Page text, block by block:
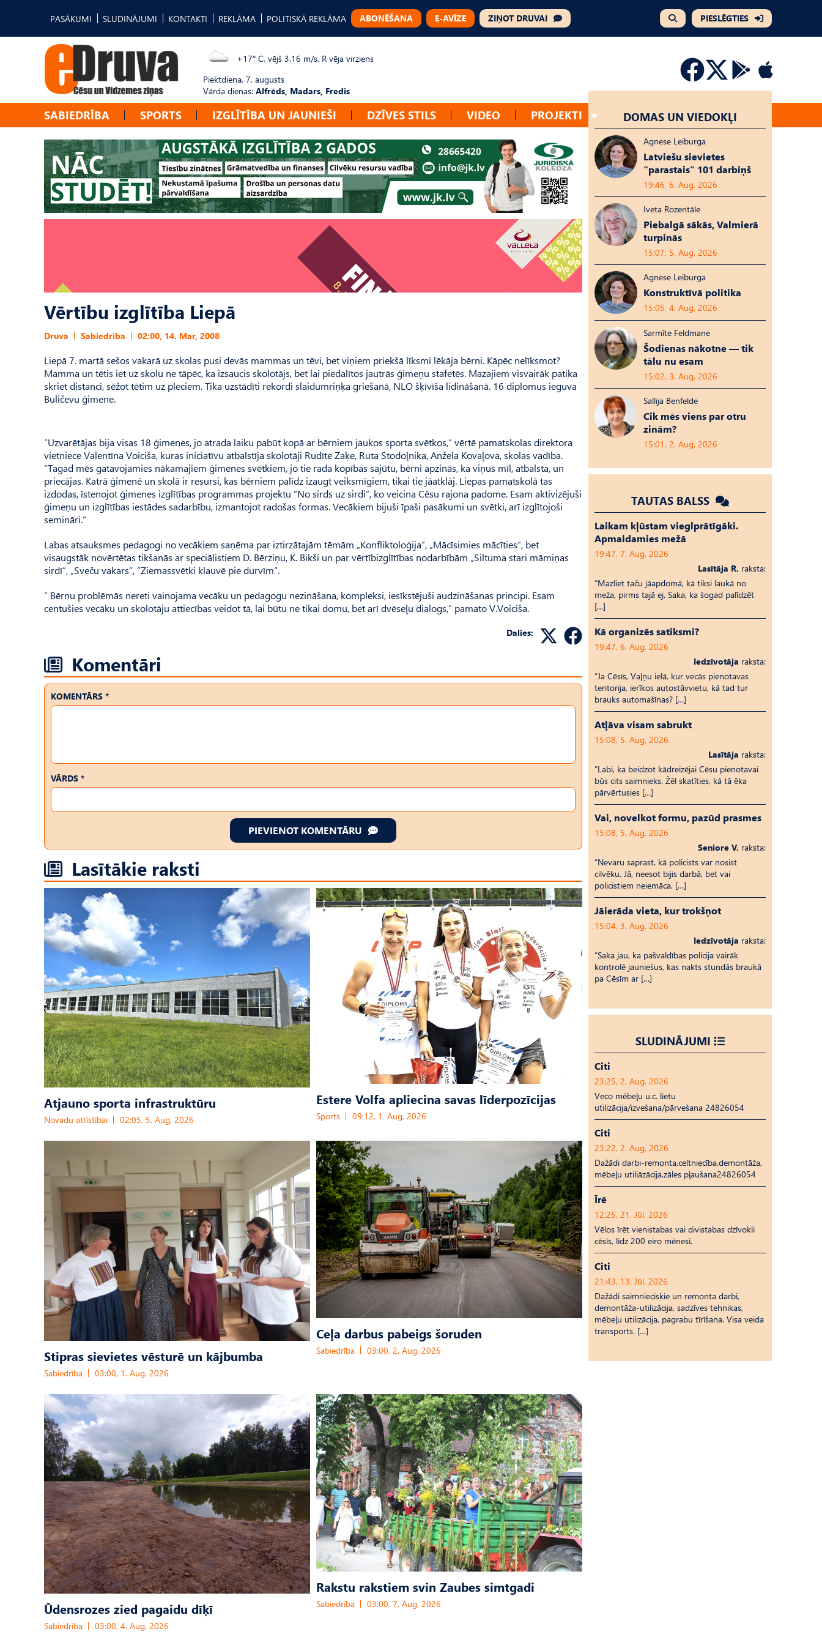
PASĀKUMI SLUDINĀJUMI KONTAKTI REKLĀMA POLITISKĀ REKLĀMA ABONĒŠANA E-AVĪZE ZIŅOT DRUVAI PIESLĒGTIES
+17° C, vējš 3.16 m/s, R vēja virziens
Piektdiena, 7. augusts
Vārda dienas: Alfrēds, Madars, Fredis
SABIEDRĪBA SPORTS IZGLĪTĪBA UN JAUNIEŠI DZĪVES STILS VIDEO PROJEKTI
Vērtību izglītība Liepā
Druva Sabiedrība 02:00, 14. Mar, 2008
Liepā 7. martā sešos vakarā uz skolas pusi devās mammas un tēvi, bet viņiem priekšā līksmi lēkāja bērni. Kāpēc nelīksmot?
Mamma un tētis iet uz skolu ne tāpēc, ka izsaucis skolotājs, bet lai piedalītos jautrās ģimeņu stafetēs. Mazajiem visvairāk patika
skriet distanci, sēžot tētim uz pleciem. Tika uzstādīti rekordi slaidumriņķa griešanā, NLO šķīvīša lidināšanā. 16 diplomus ieguva
Buličevu ģimene.
”Uzvarētājas bija visas 18 ģimenes, jo atrada laiku pabūt kopā ar bērniem jaukos sporta svētkos,” vērtē pamatskolas direktora
vietniece Valentīna Voiciša, kuras iniciatīvu atbalstīja skolotāji Rudīte Zaķe, Ruta Stodoļnika, Anžela Kovaļova, skolas vadība.
”Tagad mēs gatavojamies nākamajiem ģimenes svētkiem, jo tie rada kopības sajūtu, bērni apzinās, ka viņus mīl, atbalsta, un
priecājas. Katrā ģimenē un skolā ir resursi, kas bērniem palīdz izaugt veiksmīgiem, tikai tie jāatklāj. Liepas pamatskolā tas
izdodas, īstenojot ģimenes izglītības programmas projektu ”No sirds uz sirdi”, ko veicina Cēsu rajona padome. Esam aktivizējuši
ģimeņu un izglītības iestādes sadarbību, izmantojot radošas formas. Vecākiem bijuši īpaši pasākumi un svētki, arī izglītojoši
semināri.”
Labas atsauksmes pedagogi no vecākiem saņēma par iztirzātajām tēmām „Konfliktoloģija”, „Mācīsimies mācīties”, bet
visaugstāk novērtētas tikšanās ar speciālistiem D. Bērziņu, K. Bikši un par vērtībizglītības nodarbībām „Siltuma stari māmiņas
sirdī”, „Sveču vakars”, ”Ziemassvētki klauvē pie durvīm”.
” Bērnu problēmās nereti vainojama vecāku un pedagogu nezināšana, kompleksi, iesīkstējuši audzināšanas principi. Esam
centušies vecāku un skolotāju attiecības veidot tā, lai būtu ne tikai domu, bet arī dvēseļu dialogs,” pamato V.Voiciša.
Dalies:
Komentāri
KOMENTĀRS *
VĀRDS *
PIEVIENOT KOMENTĀRU
Lasītākie raksti
Atjauno sporta infrastruktūru
Novadu attīstībai 02:05, 5. Aug, 2026
Estere Volfa apliecina savas līderpozīcijas
Sports 09:12, 1. Aug, 2026
Stipras sievietes vēsturē un kājbumba
Sabiedrība 03:00, 1. Aug, 2026
Ceļa darbus pabeigs šoruden
Sabiedrība 03:00, 2. Aug, 2026
Ūdensrozes zied pagaidu dīķī
Sabiedrība 03:00, 4. Aug, 2026
Rakstu rakstiem svin Zaubes simtgadi
Sabiedrība 03:00, 7. Aug, 2026
DOMAS UN VIEDOKĻI
Agnese Leiburga
Latviešu sievietes
“parastais” 101 darbiņš
19:46, 6. Aug, 2026
Iveta Rozentāle
Piebalgā sākās, Valmierā
turpinās
15:07, 5. Aug, 2026
Agnese Leiburga
Konstruktīvā politika
15:05, 4. Aug, 2026
Sarmīte Feldmane
Šodienas nākotne — tik
tālu nu esam
15:02, 3. Aug, 2026
Sallija Benfelde
Cik mēs viens par otru
zinām?
15:01, 2. Aug, 2026
TAUTAS BALSS
Laikam kļūstam vieglprātīgāki.
Apmaldamies mežā
19:47, 7. Aug, 2026
Lasītāja R. raksta:
“Mazliet taču jāapdomā, kā tiksi laukā no
meža, pirms tajā ej. Saka, ka šogad palīdzēt
[…]
Kā organizēs satiksmi?
19:47, 6. Aug, 2026
Iedzīvotāja raksta:
“Ja Cēsīs, Vaļņu ielā, kur vecās pienotavas
teritorija, ierīkos autostāvvietu, kā tad tur
brauks automašīnas? […]
Atļāva visam sabrukt
15:08, 5. Aug, 2026
Lasītāja raksta:
“Labi, ka beidzot kādreizējai Cēsu pienotavai
būs cits saimnieks. Žēl skatīties, kā tā ēka
pārvērtusies […]
Vai, novelkot formu, pazūd prasmes
15:08, 5. Aug, 2026
Seniore V. raksta:
“Nevaru saprast, kā policists var nosist
cilvēku. Jā, neesot bijis darbā, bet vai
policistiem neiemāca, […]
Jāierāda vieta, kur trokšņot
15:04, 3. Aug, 2026
Iedzīvotāja raksta:
“Saka jau, ka pašvaldības policija vairāk
kontrolē jauniešus, kas nakts stundās braukā
pa Cēsīm ar […]
SLUDINĀJUMI
Citi
23:25, 2. Aug, 2026
Veco mēbeļu u.c. lietu
utilizācija/izvešana/pārvešana 24826054
Citi
23:22, 2. Aug, 2026
Dažādi darbi-remonta,celtniecība,demontāža,
mēbeļu utiliāzācija,zāles pļaušana24826054
Īrē
12:25, 21. Jūl, 2026
Vēlos īrēt vienistabas vai divistabas dzīvokli
cēsīs, līdz 200 eiro mēnesī.
Citi
21:43, 13. Jūl, 2026
Dažādi saimnieciskie un remonta darbi,
demontāža-utilizācija, sadzīves tehnikas,
mēbeļu utilizācija, pagrabu tīrīšana. Visa veida
transports. […]